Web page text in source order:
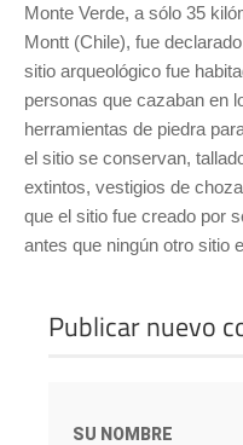
Monte Verde, a sólo 35
Montt (Chile), fue
sitio arqueológico fue
personas que cazaban en
herramientas de piedra
el sitio se conservan,
extintos, vestigios de
que el sitio fue creado por
antes que ningún otro sitio
Publicar nuevo
SU NOMBRE